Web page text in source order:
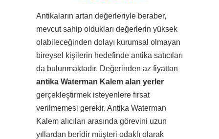
Antikaların artan değerleriyle beraber,
mevcut sahip oldukları değerlerin yüksek
olabileceğinden dolayı kurumsal olmayan
bireysel kişilerin hedefinde antika satıcıları
da bulunmaktadır. Değerinden az fiyattan
antika Waterman Kalem alan yerler
gerçekleştirmek isteyenlere fırsat
verilmemesi gerekir. Antika Waterman
Kalem alıcıları arasında görevini uzun
yıllardan beridir müşteri odaklı olarak